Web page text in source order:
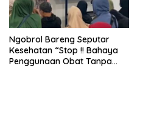
Ngobrol Bareng Seputar
Kesehatan “Stop !! Bahaya
Penggunaan Obat Tanpa